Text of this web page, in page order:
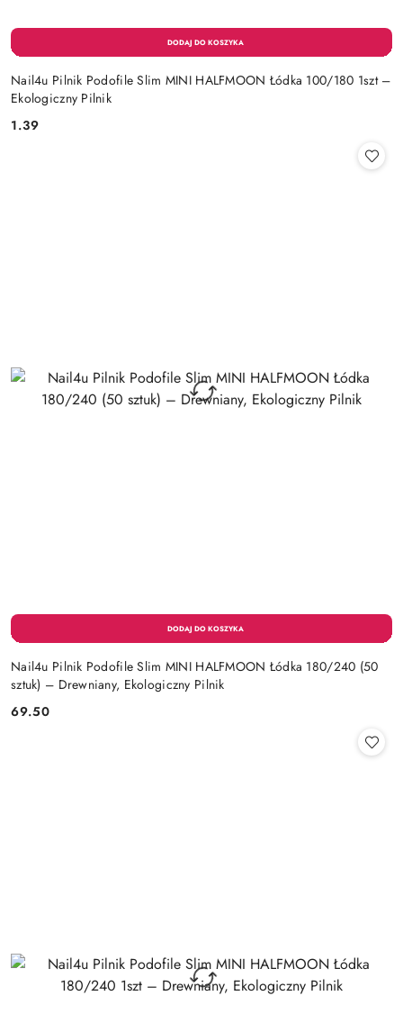
Nail4u Pilnik Podofile Slim MINI HALFMOON Łódka 100/180 1szt –
Ekologiczny Pilnik
Cena:
1.39
Nail4u Pilnik Podofile Slim MINI HALFMOON Łódka 180/240 (50
sztuk) – Drewniany, Ekologiczny Pilnik
Cena:
69.50